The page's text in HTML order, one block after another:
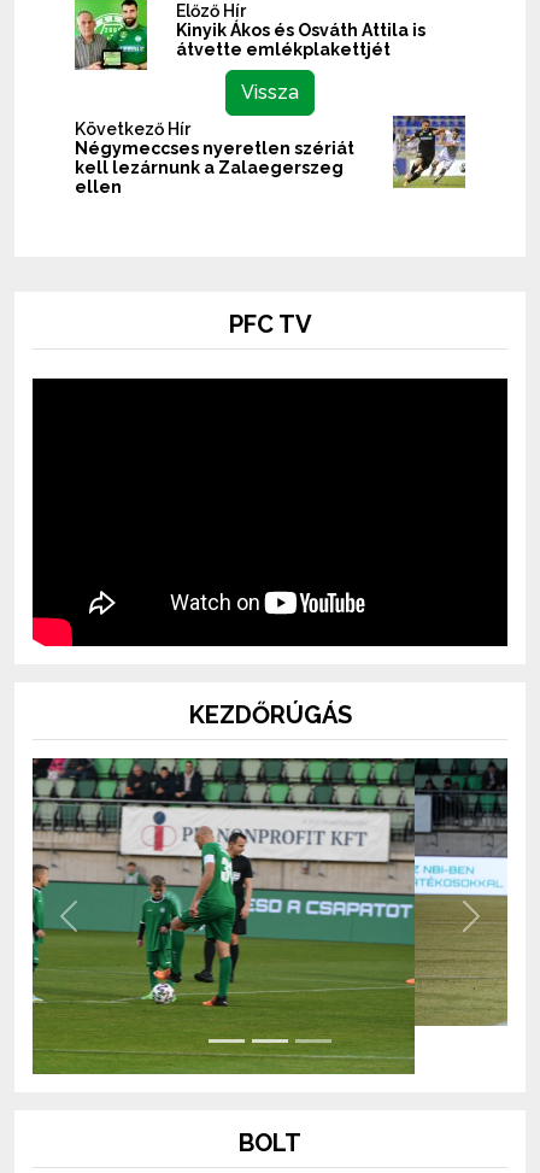
Előző Hír
Kinyik Ákos és Osváth Attila is
átvette emlékplakettjét
Vissza
Következő Hír
Négymeccses nyeretlen szériát
kell lezárnunk a Zalaegerszeg
ellen
PFC TV
KEZDŐRÚGÁS
Previous Next